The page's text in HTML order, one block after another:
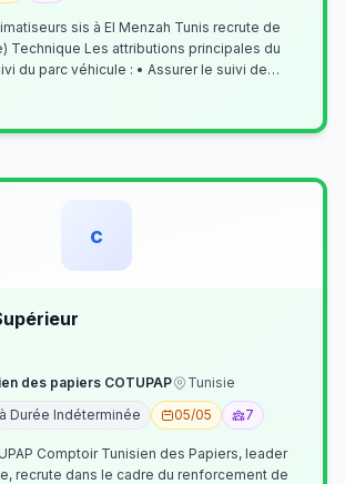
sis à El Menzah Tunis recrute de
Technique Les attributions principales du
du parc véhicule : • Assurer le suivi de
c
des papiers COTUPAP
Tunisie
Durée Indéterminée
05/05 7
Comptoir Tunisien des Papiers, leader
recrute dans le cadre du renforcement de